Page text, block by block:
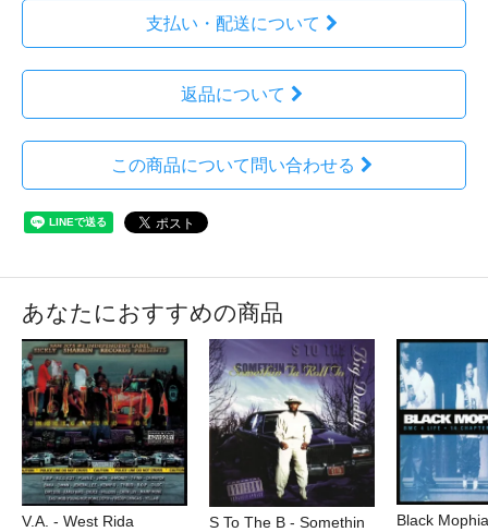
支払い・配送について
返品について
この商品について問い合わせる
あなたにおすすめの商品
V.A. - West Rida
S To The B - Somethin
Black